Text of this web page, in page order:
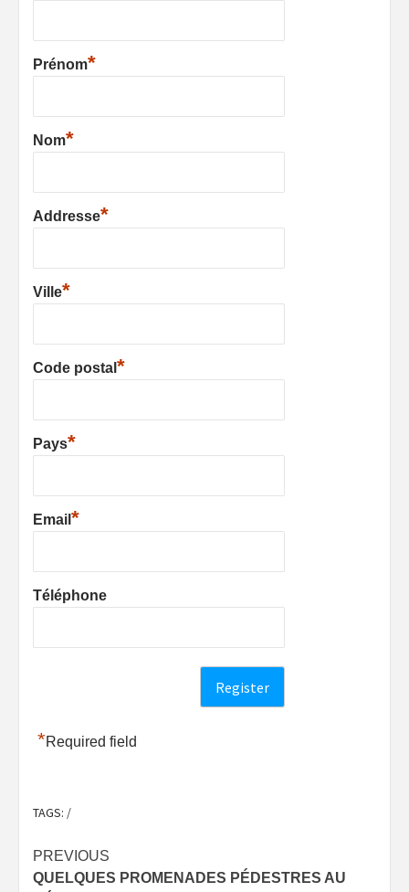
Prénom*
Nom*
Addresse*
Ville*
Code postal *
Pays*
Email *
Téléphone
*Required field
TAGS: /
Post
PREVIOUS
QUELQUES PROMENADES PÉDESTRES AU